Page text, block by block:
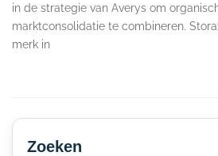
in de strategie van Averys om
marktconsolidatie te combineren.
merk in
Secondary
Sidebar
Zoeken